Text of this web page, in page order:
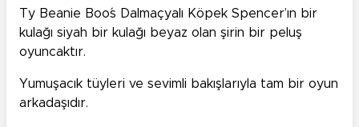
Ty Beanie Boo´s Dalmaçyalı Köpek Spencer’ın bir
kulağı siyah bir kulağı beyaz olan şirin bir peluş
oyuncaktır.
Yumuşacık tüyleri ve sevimli bakışlarıyla tam bir oyun
arkadaşıdır.